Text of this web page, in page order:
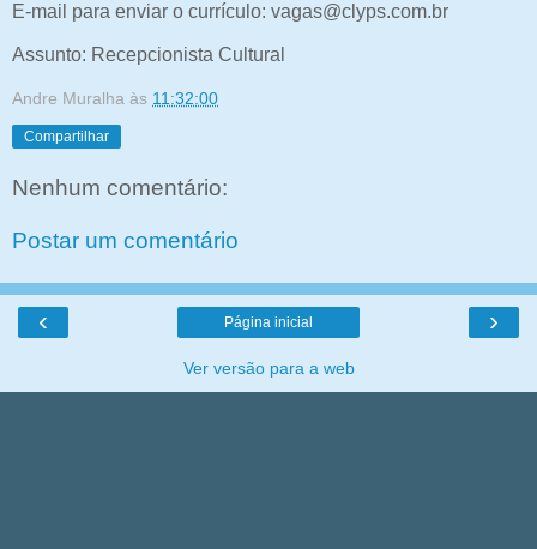
E-mail para enviar o currículo: vagas@clyps.com.br
Assunto: Recepcionista Cultural
Andre Muralha às 11:32:00
Compartilhar
Nenhum comentário:
Postar um comentário
‹ ›
Página inicial
Ver versão para a web